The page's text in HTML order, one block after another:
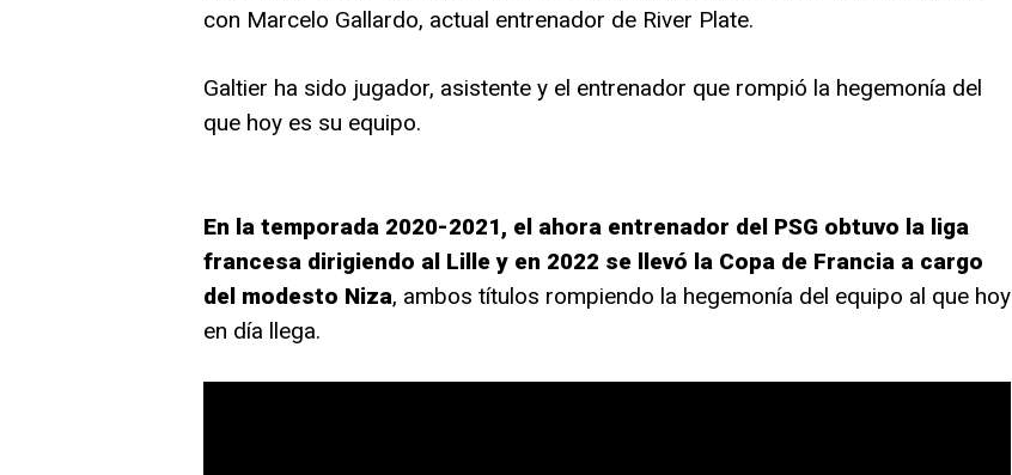
con Marcelo Gallardo, actual entrenador de River Plate.
Galtier ha sido jugador, asistente y el entrenador que rompió la hegemonía del
que hoy es su equipo.
En la temporada 2020-2021, el ahora entrenador del PSG obtuvo la liga
francesa dirigiendo al Lille y en 2022 se llevó la Copa de Francia a cargo
del modesto Niza, ambos títulos rompiendo la hegemonía del equipo al que hoy
en día llega.